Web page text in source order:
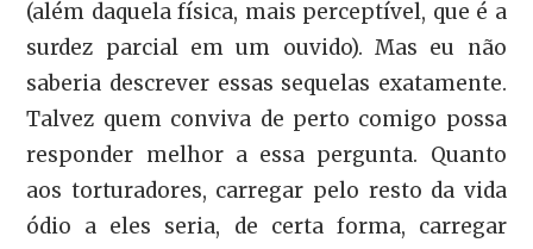
(além daquela física, mais perceptível, que é a
surdez parcial em um ouvido). Mas eu não
saberia descrever essas sequelas exatamente.
Talvez quem conviva de perto comigo possa
responder melhor a essa pergunta. Quanto
aos torturadores, carregar pelo resto da vida
ódio a eles seria, de certa forma, carregar